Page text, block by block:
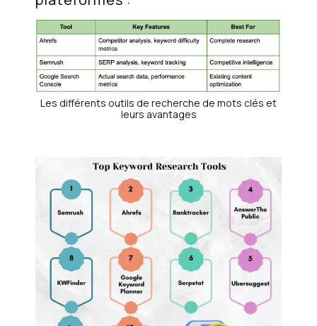
Les différents outils de recherche de mots clés et
leurs avantages